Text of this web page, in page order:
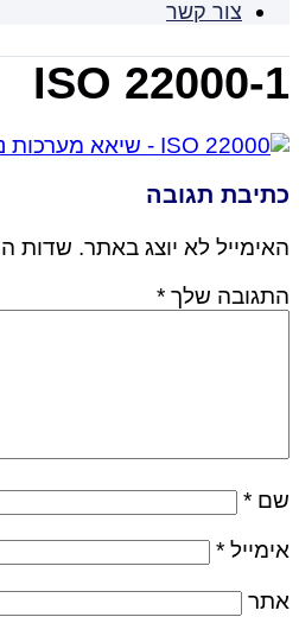
צור קשר
ISO 22000-1
כתיבת תגובה
האימייל לא יוצג באתר. שדות
התגובה שלך *
שם *
אימייל *
אתר